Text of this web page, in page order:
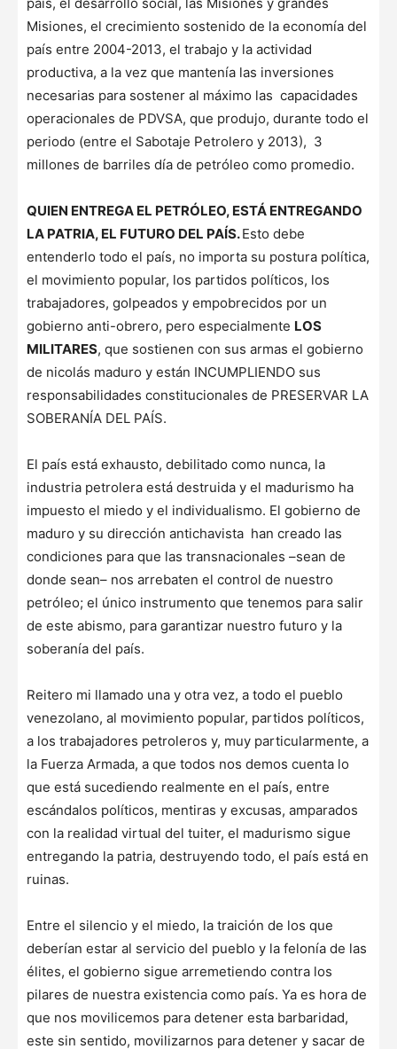
Misiones, el crecimiento sostenido de la economía del
país entre 2004-2013, el trabajo y la actividad
productiva, a la vez que mantenía las inversiones
necesarias para sostener al máximo las capacidades
operacionales de PDVSA, que produjo, durante todo el
periodo (entre el Sabotaje Petrolero y 2013), 3
millones de barriles día de petróleo como promedio.
QUIEN ENTREGA EL PETRÓLEO, ESTÁ ENTREGANDO
LA PATRIA, EL FUTURO DEL PAÍS.Esto debe
entenderlo todo el país, no importa su postura política,
el movimiento popular, los partidos políticos, los
trabajadores, golpeados y empobrecidos por un
gobierno anti-obrero, pero especialmente LOS
MILITARES, que sostienen con sus armas el gobierno
de nicolás maduro y están INCUMPLIENDO sus
responsabilidades constitucionales de PRESERVAR LA
SOBERANÍA DEL PAÍS.
El país está exhausto, debilitado como nunca, la
industria petrolera está destruida y el madurismo ha
impuesto el miedo y el individualismo. El gobierno de
maduro y su dirección antichavista han creado las
condiciones para que las transnacionales –sean de
donde sean– nos arrebaten el control de nuestro
petróleo; el único instrumento que tenemos para salir
de este abismo, para garantizar nuestro futuro y la
soberanía del país.
Reitero mi llamado una y otra vez, a todo el pueblo
venezolano, al movimiento popular, partidos políticos,
a los trabajadores petroleros y, muy particularmente, a
la Fuerza Armada, a que todos nos demos cuenta lo
que está sucediendo realmente en el país, entre
escándalos políticos, mentiras y excusas, amparados
con la realidad virtual del tuiter, el madurismo sigue
entregando la patria, destruyendo todo, el país está en
ruinas.
Entre el silencio y el miedo, la traición de los que
deberían estar al servicio del pueblo y la felonía de las
élites, el gobierno sigue arremetiendo contra los
pilares de nuestra existencia como país. Ya es hora de
que nos movilicemos para detener esta barbaridad,
este sin sentido, movilizarnos para detener y sacar de